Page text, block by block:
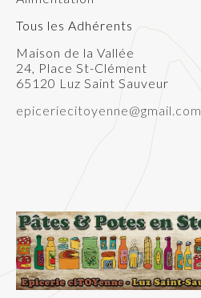
Tous les Adhérents
Maison de la Vallée
24, Place St-Clément
65120 Luz Saint Sauveur
epiceriecitoyenne@gmail.com